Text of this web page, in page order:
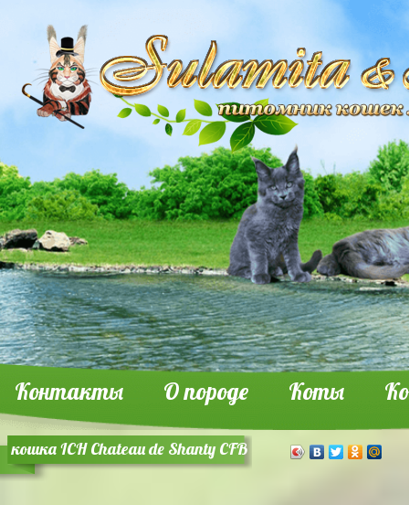
Контакты О породе Коты
кошка ICH Chateau de Shanty CFB